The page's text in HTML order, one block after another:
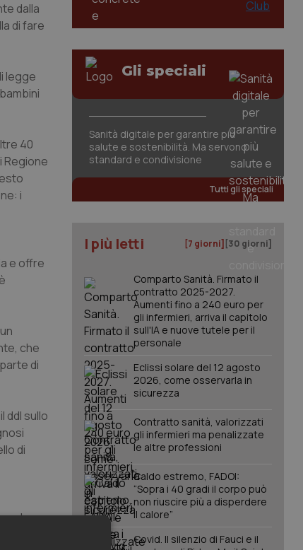
dalla
di fare
legge
40
Regione
i
e offre
che
di
ddl sullo
di
Gli speciali
Sanità digitale per garantire più
salute e sostenibilità. Ma servono
standard e condivisione
Tutti gli speciali
I più letti [7 giorni] [30 giorni]
Comparto Sanità. Firmato il
contratto 2025-2027.
Aumenti fino a 240 euro per
gli infermieri, arriva il capitolo
sull'IA e nuove tutele per il
personale
Eclissi solare del 12 agosto
2026, come osservarla in
sicurezza
Contratto sanità, valorizzati
gli infermieri ma penalizzate
le altre professioni
Caldo estremo, FADOI:
“Sopra i 40 gradi il corpo può
non riuscire più a disperdere
il calore”
Covid. Il silenzio di Fauci e il